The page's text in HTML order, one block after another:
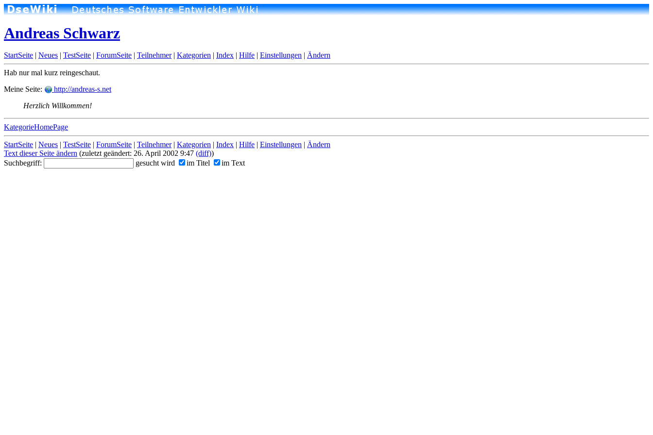
Andreas Schwarz
StartSeite | Neues | TestSeite | ForumSeite | Teilnehmer| Kategorien | Index | Hilfe | Einstellungen | Ändern
Hab nur mal kurz reingeschaut.
Meine Seite:
http://andreas-s.net
Herzlich Willkommen!
KategorieHomePage
StartSeite | Neues | TestSeite | ForumSeite | Teilnehmer| Kategorien | Index | Hilfe | Einstellungen | Ändern
Text dieser Seite ändern (zuletzt geändert: 26. April 2002 9:47 (diff))
Suchbegriff:
gesucht wird im Titel im Text